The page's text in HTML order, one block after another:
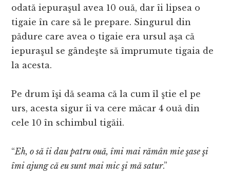
odată iepuraşul avea 10 ouă, dar îi lipsea o
tigaie în care să le prepare. Singurul din
pădure care avea o tigaie era ursul aşa că
iepuraşul se gândeşte să împrumute tigaia de
la acesta.
Pe drum îşi dă seama că la cum îl ştie el pe
urs, acesta sigur îi va cere măcar 4 ouă din
cele 10 în schimbul tigăii.
“Eh, o să îi dau patru ouă, îmi mai rămân mie şase şi
îmi ajung că eu sunt mai mic şi mă satur.”